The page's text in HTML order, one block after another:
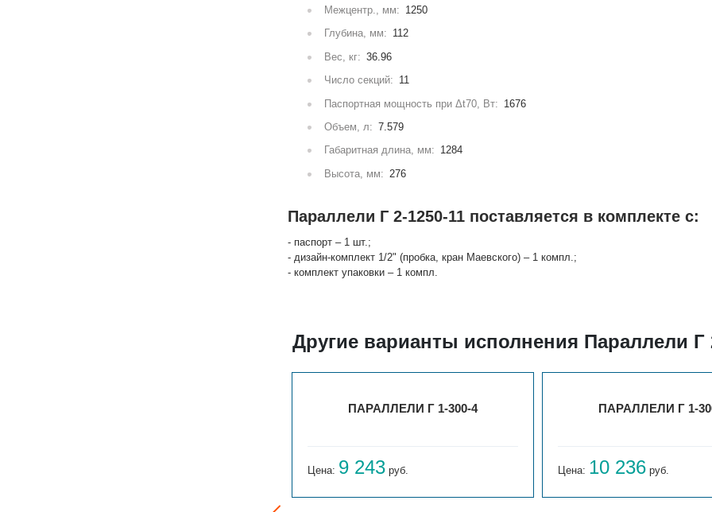
Межцентр., мм: 1250
Глубина, мм: 112
Вес, кг: 36.96
Число секций: 11
Паспортная мощность при Δt70, Вт: 1676
Объем, л: 7.579
Габаритная длина, мм: 1284
Высота, мм: 276
Параллели Г 2-1250-11 поставляется в комплекте с:
- паспорт – 1 шт.;
- дизайн-комплект 1/2" (пробка, кран Маевского) – 1 компл.;
- комплект упаковки – 1 компл.
Другие варианты исполнения Параллели Г
ПАРАЛЛЕЛИ Г 1-300-4
Цена: 9 243 руб.
ПАРАЛЛЕЛИ Г 1-
Цена: 10 236 руб.